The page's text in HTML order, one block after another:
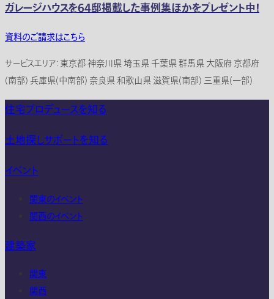
ガレージハウスを64邸掲載した事例集ほかをプレゼント中！
資料のご請求はこちら
サービスエリア：東京都 神奈川県 埼玉県 千葉県 群馬県 大阪府 京都府
(南部) 兵庫県(中南部) 奈良県 和歌山県 滋賀県(南部) 三重県(一部)
住宅プロデュースを知る
土地探しサポートを知る
イベント
関東のイベント
関西のイベント
建築家
関東
関西